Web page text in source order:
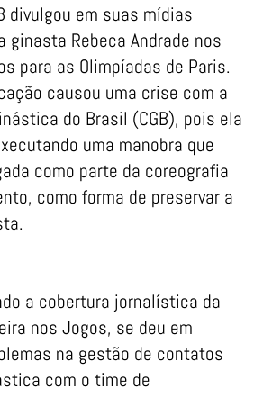
divulgou em suas mídias
ginasta Rebeca Andrade nos
para as Olimpíadas de Paris.
causou uma crise com a
do Brasil (CGB), pois ela
uma manobra que
como parte da coreografia
como forma de preservar a
a cobertura jornalística da
nos Jogos, se deu em
na gestão de contatos
com o time de